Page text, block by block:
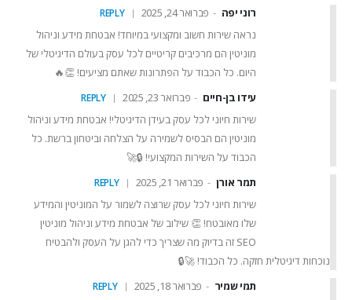
רוני יפה
פברואר 24, 2025 REPLY
נראה שירות חשוב ומקצועי במיוחד! אבטחת מידע וניהול
מוניטין הם מרכיבים קריטיים לכל עסק בעולם הדיגיטלי של
היום. כל הכבוד על הפתרונות שאתם מציעים! 👏🔥
עידו בן-חיים
פברואר 23, 2025 REPLY
שירות חיוני לכל עסק בעידן הדיגיטלי! אבטחת מידע וניהול
מוניטין הם הבסיס לשמירה על הצלחה וביטחון ברשת. כל
הכבוד על השירות המקצועי! 🔒🚀
תמר אורן
פברואר 21, 2025 REPLY
שירות חיוני לכל עסק שרוצה לשמור על המוניטין והמידע
שלו מאובטח! 👏 שילוב של אבטחת מידע וניהול מוניטין
SEO זה בדיוק מה שצריך כדי להגן על העסק ולהבטיח
נוכחות דיגיטלית חזקה. כל הכבוד! 🚀🔒
תמי שמיר
פברואר 18, 2025 REPLY
תחומי השירות שלנו
אבטחת מידע פיזית
כלים וטכנולוגיות נלווים
בואו לעבוד אצלנו
על עצמנו